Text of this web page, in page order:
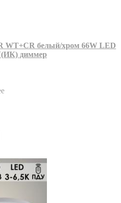
WT+CR белый/хром 66W LED
диммер